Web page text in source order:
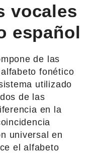
vocales
español
de las
fonético
utilizado
de las
en la
universal en
el alfabeto